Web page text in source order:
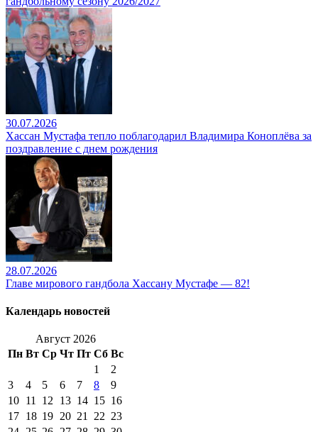
30.07.2026
Хассан Мустафа тепло поблагодарил Владимира Коноплёва за
поздравление с днем рождения
28.07.2026
Главе мирового гандбола Хассану Мустафе — 82!
Календарь новостей
Август 2026
Пн Вт Ср Чт Пт Сб Вс
1
2
3
4 5 6 7 8
9
10 11 12 13 14 15 16
17 18 19 20 21 22 23